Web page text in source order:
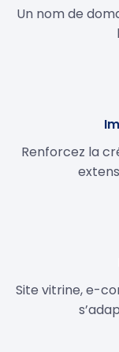
Un nom de
Renforcez la
Site vitrine, e-